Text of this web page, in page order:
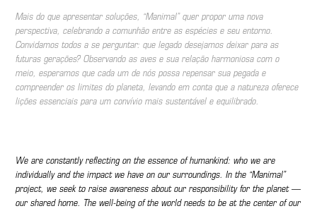
Mais do que apresentar soluções, “Manimal” quer propor uma nova
perspectiva, celebrando a comunhão entre as espécies e seu entorno.
Convidamos todos a se perguntar: que legado desejamos deixar para as
futuras gerações? Observando as aves e sua relação harmoniosa com o
meio, esperamos que cada um de nós possa repensar sua pegada e
compreender os limites do planeta, levando em conta que a natureza oferece
lições essenciais para um convívio mais sustentável e equilibrado.
We are constantly reflecting on the essence of humankind: who we are
individually and the impact we have on our surroundings. In the “Manimal”
project, we seek to raise awareness about our responsibility for the planet —
our shared home. The well-being of the world needs to be at the center of our